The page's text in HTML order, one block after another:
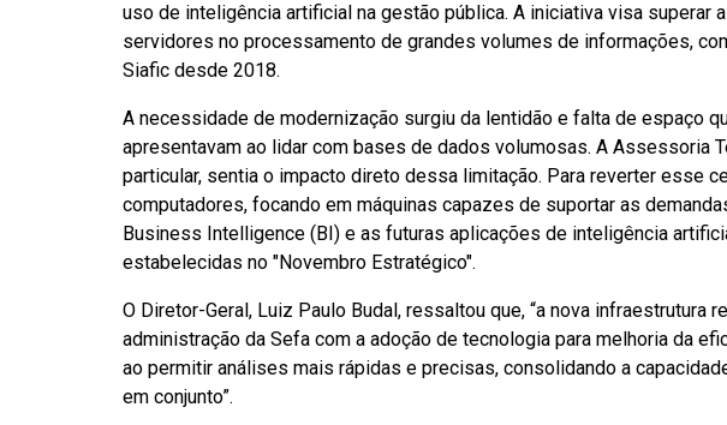
uso de inteligência artificial na gestão pública. A iniciativa visa superar
servidores no processamento de grandes volumes de informações,
Siafic desde 2018.
A necessidade de modernização surgiu da lentidão e falta de espaço
apresentavam ao lidar com bases de dados volumosas. A Assessoria
particular, sentia o impacto direto dessa limitação. Para reverter esse
computadores, focando em máquinas capazes de suportar as
Business Intelligence (BI) e as futuras aplicações de inteligência
estabelecidas no "Novembro Estratégico".
O Diretor-Geral, Luiz Paulo Budal, ressaltou que, “a nova infraestrutura
administração da Sefa com a adoção de tecnologia para melhoria da
ao permitir análises mais rápidas e precisas, consolidando a
em conjunto”.